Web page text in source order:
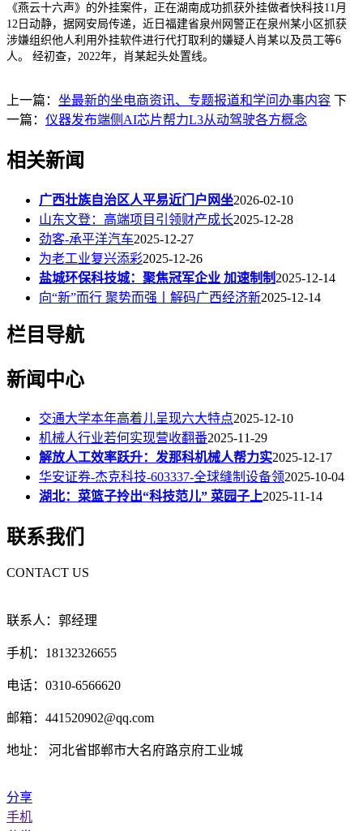
《燕云十六声》的外挂案件，正在湖南成功抓获外挂做者快科技11月
12日动静，据网安局传递，近日福建省泉州网警正在泉州某小区抓获
涉嫌组织他人利用外挂软件进行代打取利的嫌疑人肖某以及员工等6
人。 经初查，2022年，肖某起头处置线。
上一篇： 坐最新的坐电商资讯、专题报道和学问办事内容 下
一篇： 仪器发布端侧AI芯片帮力L3从动驾驶各方概念
相关新闻
广西壮族自治区人平易近门户网坐2026-02-10
山东文登：高端项目引领财产成长2025-12-28
劲客-承平洋汽车2025-12-27
为老工业复兴添彩2025-12-26
盐城环保科技城：聚焦冠军企业 加速制制 2025-12-14
向“新”而行 聚势而强丨解码广西经济新2025-12-14
栏目导航
新闻中心
交通大学本年高着儿呈现六大特点2025-12-10
机械人行业若何实现营收翻番2025-11-29
解放人工效率跃升：发那科机械人帮力实2025-12-17
华安证券-杰克科技-603337-全球缝制设备领2025-10-04
湖北：菜篮子拎出“科技范儿” 菜园子上2025-11-14
联系我们
CONTACT US
联系人：郭经理
手机：18132326655
电话：0310-6566620
邮箱：441520902@qq.com
地址： 河北省邯郸市大名府路京府工业城
分享
手机